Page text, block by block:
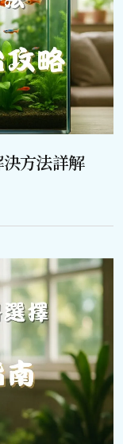
方法詳解